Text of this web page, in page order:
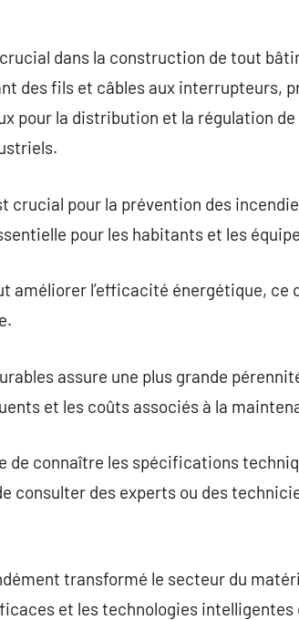
dans la construction de tout
des fils et câbles aux interrupteurs,
pour la distribution et la régulation de
pour la prévention des
pour les habitants et les
améliorer l’efficacité énergétique, ce
assure une plus grande
et les coûts associés à la
de connaître les spécifications
consulter des experts ou des
transformé le secteur du
et les technologies